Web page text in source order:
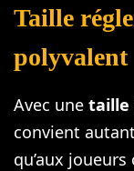
Taille
polyvalent
Avec unetaille
convient
qu’aux